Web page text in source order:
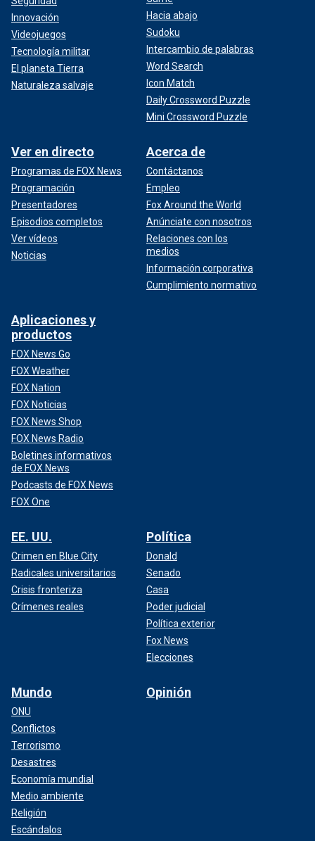
Innovación
Videojuegos
Tecnología militar
El planeta Tierra
Naturaleza salvaje
Hacia abajo
Sudoku
Intercambio de palabras
Word Search
Icon Match
Daily Crossword Puzzle
Mini Crossword Puzzle
Ver en directo
Programas de FOX News
Programación
Presentadores
Episodios completos
Ver vídeos
Noticias
Acerca de
Contáctanos
Empleo
Fox Around the World
Anúnciate con nosotros
Relaciones con los
medios
Información corporativa
Cumplimiento normativo
Aplicaciones y
productos
FOX News Go
FOX Weather
FOX Nation
FOX Noticias
FOX News Shop
FOX News Radio
Boletines informativos
de FOX News
Podcasts de FOX News
FOX One
EE. UU.
Crimen en Blue City
Radicales universitarios
Crisis fronteriza
Crímenes reales
Política
Donald
Senado
Casa
Poder judicial
Política exterior
Fox News
Elecciones
Mundo
ONU
Conflictos
Terrorismo
Desastres
Economía mundial
Medio ambiente
Religión
Escándalos
Opinión